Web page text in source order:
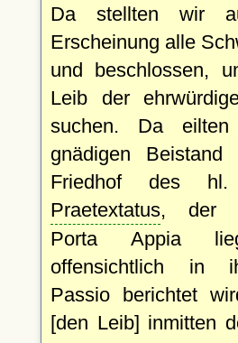
Da stellten wir
Erscheinung alle
und beschlossen,
Leib der
suchen. Da
gnädigen
Friedhof des
Praetextatus, der
Porta Appia
offensichtlich in
Passio berichtet
[den Leib] inmitten